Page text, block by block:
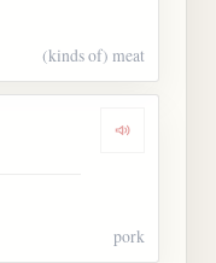
(kinds of) meat
Dengarkan
pork